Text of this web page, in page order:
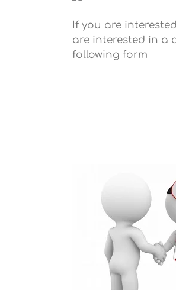
If you are
are interested in a
following form